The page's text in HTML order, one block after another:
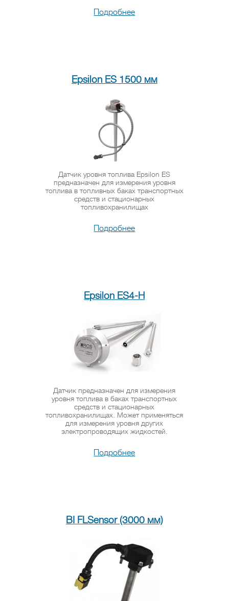
Подробнее
Epsilon ES 1500 мм
Датчик уровня топлива Epsilon ES
предназначен для измерения уровня
топлива в топливных баках транспортных
средств и стационарных
топливохранилищах
Подробнее
Epsilon ES4-H
Датчик предназначен для измерения
уровня топлива в баках транспортных
средств и стационарных
топливохранилищах. Может применяться
для измерения уровня других
электропроводящих жидкостей.
Подробнее
BI FLSensor (3000 мм)